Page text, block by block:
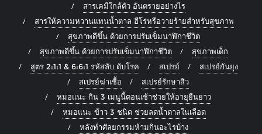
สารเคมีใกล้ตัว อันตรายอย่างไร
สารให้ความหวานแทนน้ำตาล ฮีโร่หรือวายร้ายสำหรับสุขภาพ
สุขภาพดีขึ้น ด้วยการปรับเข็มนาฬิกาชีวิต
สุขภาพดีขึ้น ด้วยการปรับเข็มนาฬิกาชีวิต
สุขภาพเด็ก
สูตร 2:1:1 & 6:6:1 รหัสลับ ดับโรค
สเปรย์
สเปรย์กันยุง
สเปรย์ฆ่าเชื้อ
สเปรย์รักษาสิว
หมอแนะ กิน 3 เมนูนี้ตอนเช้าช่วยให้อายุยืนยาว
หมอแนะ ข้าว 3 ชนิด ช่วยลดน้ำตาลในเลือด
หลังทำศัลยกรรมห้ามกินอะไรบ้าง